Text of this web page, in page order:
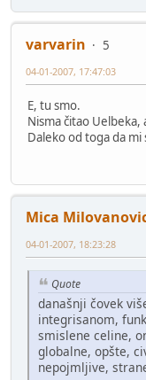
varvarin
5
04-01-2007, 17:47:03
E, tu smo.
Nisma čitao Uelbeka,
Daleko od toga da mi
Mica
04-01-2007, 18:23:28
Quote
današnji čovek
integrisanom,
smislene celine,
globalne, opšte,
nepojmljive,